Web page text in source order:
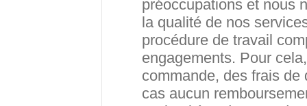
préoccupations et nous
la qualité de nos
procédure de travail
engagements. Pour
commande, des frais
cas aucun